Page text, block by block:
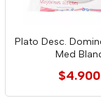
Plato Desc.
Med
$4.900